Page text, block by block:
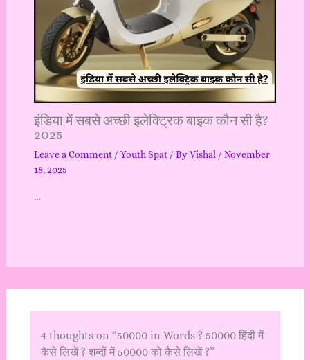
इंडिया में सबसे अच्छी इलेक्ट्रिक बाइक कौन सी है?
2025
Leave a Comment / Youth Spat/ ByVishal / November
18, 2025
…
4 thoughts on “50000 in Words ? 50000 हिंदी में
कैसे लिखें ? शब्दों में 50000 को कैसे लिखें ?”